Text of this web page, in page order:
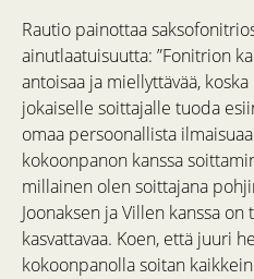
Rautio painottaa
ainutlaatuisuutta: ”Fonitrion
antoisaa ja miellyttävää,
jokaiselle soittajalle tuoda
omaa persoonallista
kokoonpanon kanssa
millainen olen soittajana
Joonaksen ja Villen kanssa
kasvattavaa. Koen, että juuri
kokoonpanolla soitan